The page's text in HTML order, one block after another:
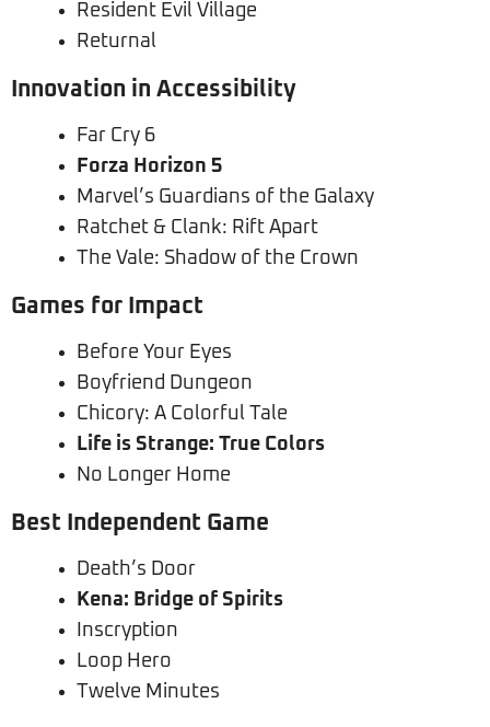
Resident Evil Village
Returnal
Innovation in Accessibility
Far Cry 6
Forza Horizon 5
Marvel’s Guardians of the Galaxy
Ratchet & Clank: Rift Apart
The Vale: Shadow of the Crown
Games for Impact
Before Your Eyes
Boyfriend Dungeon
Chicory: A Colorful Tale
Life is Strange: True Colors
No Longer Home
Best Independent Game
Death’s Door
Kena: Bridge of Spirits
Inscryption
Loop Hero
Twelve Minutes